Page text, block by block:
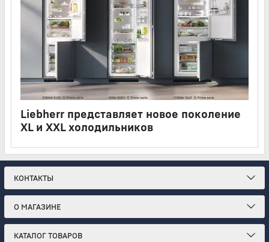
Liebherr представляет новое поколение
XL и XXL холодильников
Liebherr расширяет линейку встраиваемой техники сразу
КОНТАКТЫ
О МАГАЗИНЕ
КАТАЛОГ ТОВАРОВ